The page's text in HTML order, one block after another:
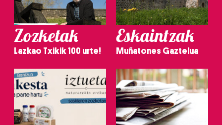
Zozketak
Lazkao Txikik 100 urte!
Eskaintzak
Muñatones Gaztelua